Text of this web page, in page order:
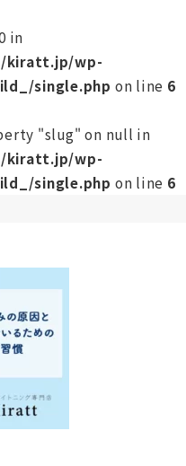
in
kiratt.jp/wp-
single.php on line 6
"slug" on null in
kiratt.jp/wp-
single.php on line 6